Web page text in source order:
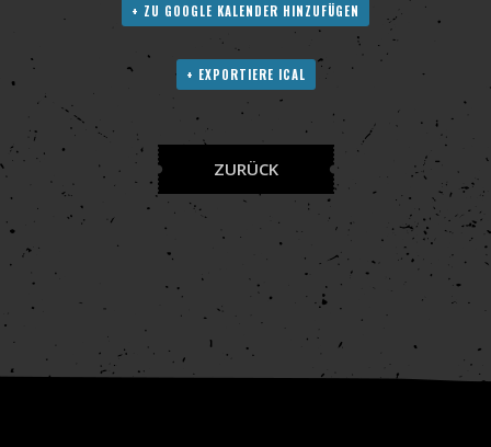
+ ZU GOOGLE KALENDER HINZUFÜGEN
+ EXPORTIERE ICAL
ZURÜCK